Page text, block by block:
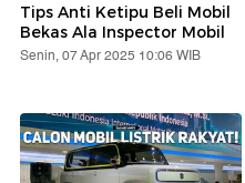
Tips Anti Ketipu Beli Mobil
Bekas Ala Inspector Mobil
Senin, 07 Apr 2025 10:06 WIB